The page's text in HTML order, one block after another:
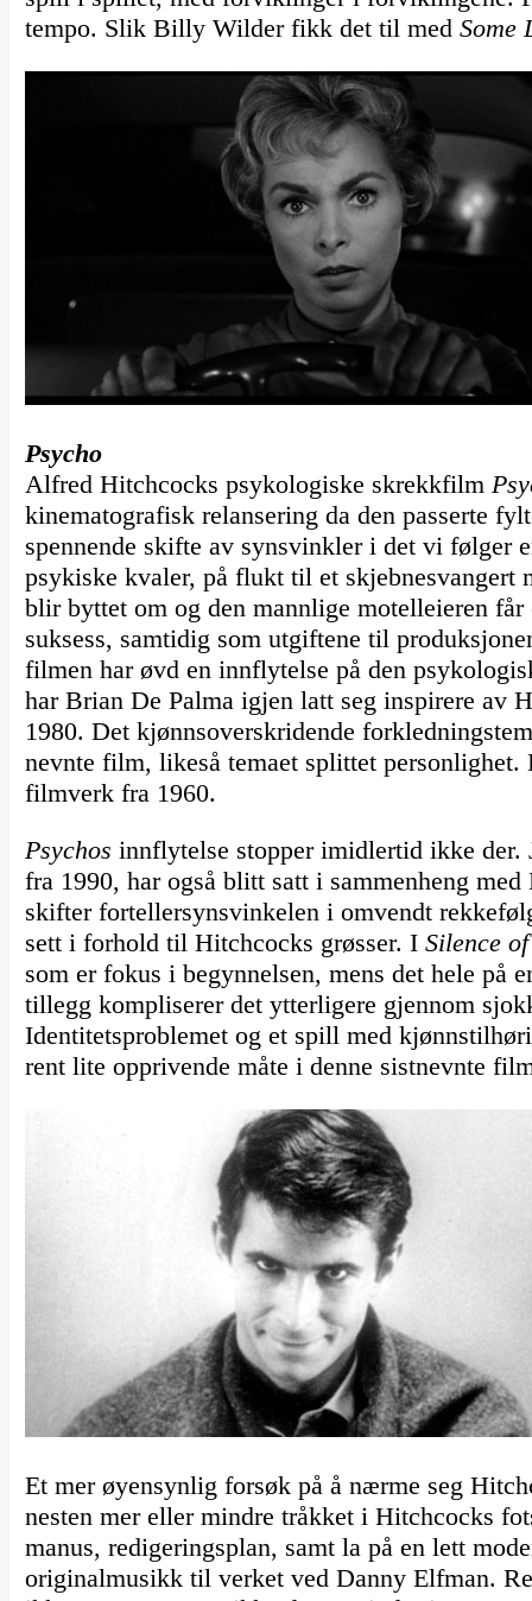
tempo. Slik Billy Wilder fikk det til med Some
Psycho
Alfred Hitchcocks psykologiske skrekkfilm
kinematografisk relansering da den passerte
spennende skifte av synsvinkler i det vi
psykiske kvaler, på flukt til et skjebnesvangert
blir byttet om og den mannlige motelleieren
suksess, samtidig som utgiftene til
filmen har øvd en innflytelse på den
har Brian De Palma igjen latt seg inspirere av
1980. Det kjønnsoverskridende
nevnte film, likeså temaet splittet
filmverk fra 1960.
Psychos innflytelse stopper imidlertid ikke der.
fra 1990, har også blitt satt i sammenheng
skifter fortellersynsvinkelen i omvendt
sett i forhold til Hitchcocks grøsser. I Silence
som er fokus i begynnelsen, mens det hele på
tillegg kompliserer det ytterligere gjennom
Identitetsproblemet og et spill med
rent lite opprivende måte i denne sistnevnte
Et mer øyensynlig forsøk på å nærme seg
nesten mer eller mindre tråkket i Hitchcocks
manus, redigeringsplan, samt la på en lett
originalmusikk til verket ved Danny Elfman.